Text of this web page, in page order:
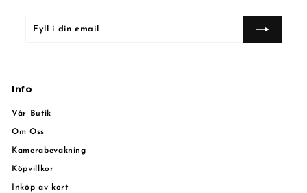
Fyll
email
Prenumerera
Info
Vår Butik
Om Oss
Kamerabevakning
Köpvillkor
Inköp av kort